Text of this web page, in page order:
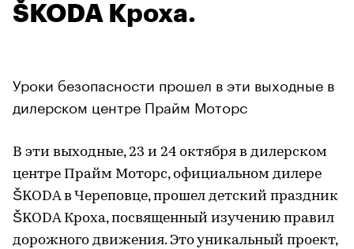
ŠKODA Кроха.
Уроки безопасности прошел в эти выходные в
дилерском центре Прайм Моторс
В эти выходные, 23 и 24 октября в дилерском
центре Прайм Моторс, официальном дилере
ŠKODA в Череповце, прошел детский праздник
ŠKODA Кроха, посвященный изучению правил
дорожного движения. Это уникальный проект,